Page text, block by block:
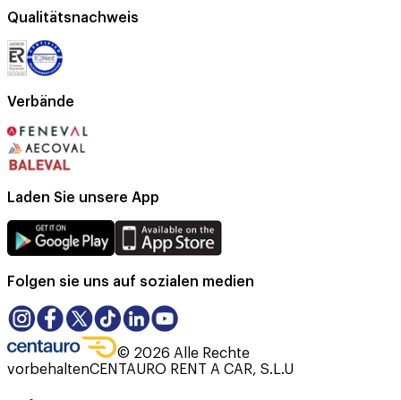
Qualitätsnachweis
Verbände
Laden Sie unsere App
Folgen sie uns auf sozialen medien
© 2026 Alle Rechte
vorbehaltenCENTAURO RENT A CAR, S.L.U